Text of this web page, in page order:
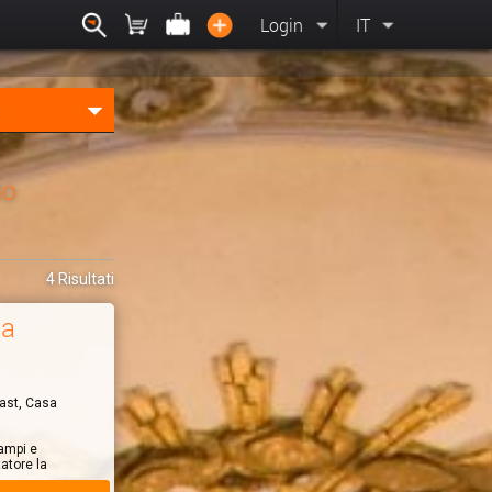
Login IT
4 Risultati
Casa
e
la